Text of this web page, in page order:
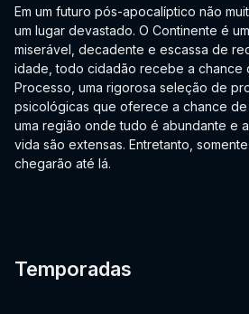
Em um futuro pós-apocalíptico não
um lugar devastado. O Continente é
miserável, decadente e escassa de
idade, todo cidadão recebe a chance
Processo, uma rigorosa seleção de
psicológicas que oferece a chance de
uma região onde tudo é abundante e
vida são extensas. Entretanto,
chegarão até lá.
Temporadas